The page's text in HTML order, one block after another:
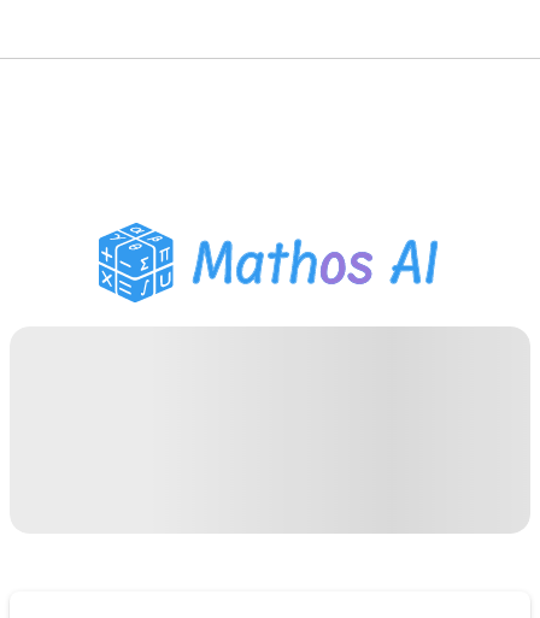
Assistente Compiti PDF
Strumenti di studio